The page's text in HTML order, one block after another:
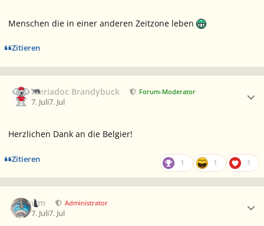
Menschen die in einer anderen Zeitzone leben
Zitieren
Meriadoc Brandybuck Forum-Moderator
7. Juli7. Jul
Herzlichen Dank an die Belgier!
Zitieren 1 1 1
wm Administrator
7. Juli7. Jul